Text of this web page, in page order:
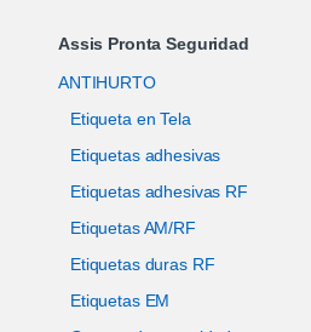
Assis Pronta Seguridad
ANTIHURTO
Etiqueta en Tela
Etiquetas adhesivas
Etiquetas adhesivas RF
Etiquetas AM/RF
Etiquetas duras RF
Etiquetas EM